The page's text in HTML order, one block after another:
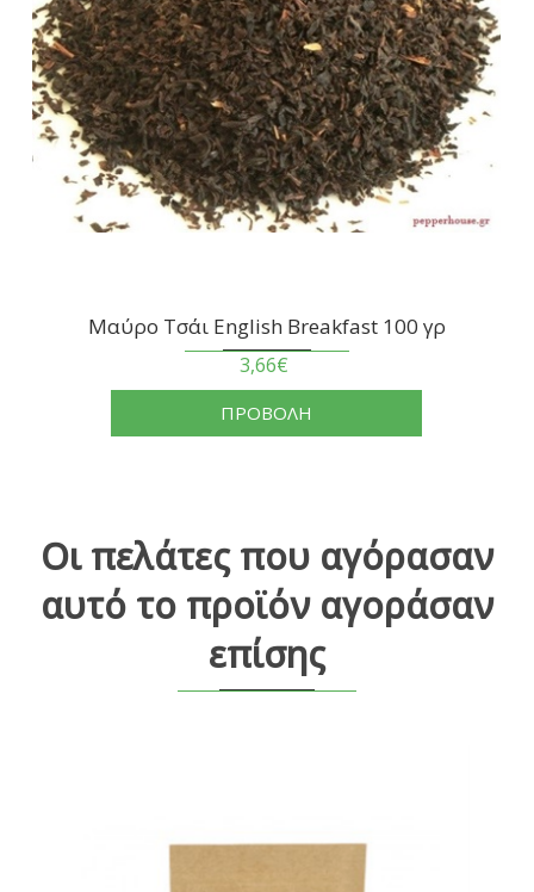
Μαύρο Τσάι English Breakfast 100 γρ
3,66€
ΠΡΟΒΟΛΗ
Οι πελάτες που αγόρασαν
αυτό το προϊόν αγοράσαν
επίσης